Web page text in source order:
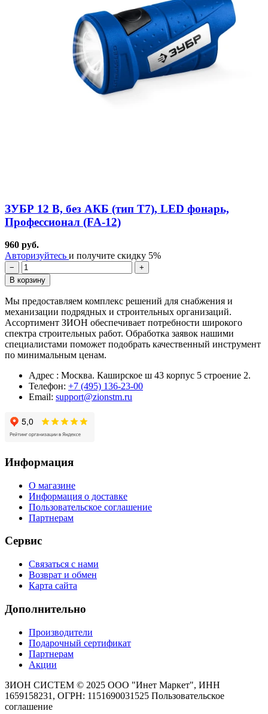
ЗУБР 12 В, без АКБ (тип Т7), LED фонарь,
Профессионал (FA-12)
960 руб.
Авторизуйтесь и получите скидку 5%
−
+
В корзину
Мы предоставляем комплекс решений для снабжения и
механизации подрядных и строительных организаций.
Ассортимент ЗИОН обеспечивает потребности широкого
спектра строительных работ. Обработка заявок нашими
специалистами поможет подобрать качественный инструмент
по минимальным ценам.
Адрес : Москва. Каширское ш 43 корпус 5 строение 2.
Телефон: +7 (495) 136-23-00
Email: support@zionstm.ru
Информация
О магазине
Информация о доставке
Пользовательское соглашение
Партнерам
Сервис
Связаться с нами
Возврат и обмен
Карта сайта
Дополнительно
Производители
Подарочный сертификат
Партнерам
Акции
ЗИОН СИСТЕМ © 2025 ООО "Инет Маркет", ИНН
1659158231, ОГРН: 1151690031525 Пользовательское
соглашение